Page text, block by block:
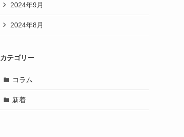
2024年9月
2024年8月
カテゴリー
コラム
新着